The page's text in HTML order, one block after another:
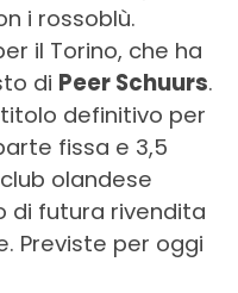
i rossoblù.
il Torino, che ha
di Peer Schuurs.
definitivo per
fissa e 3,5
olandese
di futura rivendita
Previste per oggi